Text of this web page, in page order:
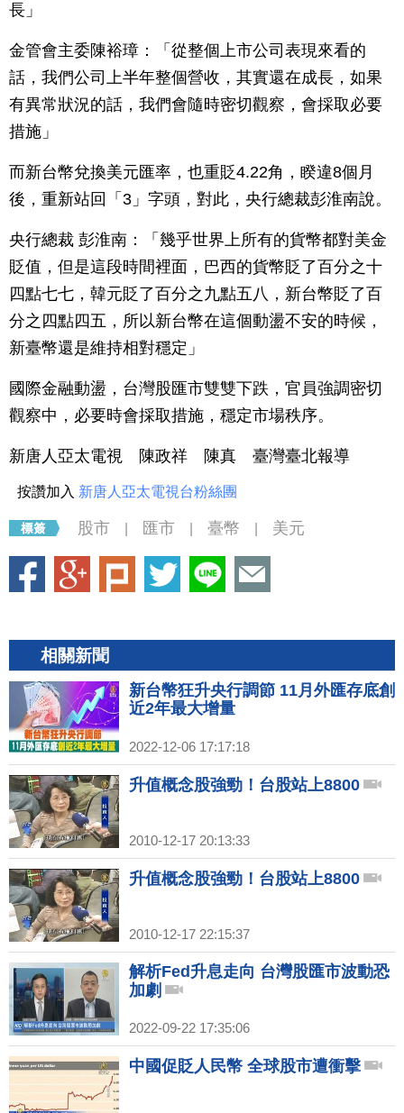
長」
金管會主委陳裕璋：「從整個上市公司表現來看的
話，我們公司上半年整個營收，其實還在成長，如果
有異常狀況的話，我們會隨時密切觀察，會採取必要
措施」
而新台幣兌換美元匯率，也重貶4.22角，睽違8個月
後，重新站回「3」字頭，對此，央行總裁彭淮南說。
央行總裁 彭淮南：「幾乎世界上所有的貨幣都對美金
貶值，但是這段時間裡面，巴西的貨幣貶了百分之十
四點七七，韓元貶了百分之九點五八，新台幣貶了百
分之四點四五，所以新台幣在這個動盪不安的時候，
新臺幣還是維持相對穩定」
國際金融動盪，台灣股匯市雙雙下跌，官員強調密切
觀察中，必要時會採取措施，穩定市場秩序。
新唐人亞太電視 陳政祥 陳真 臺灣臺北報導
按讚加入 新唐人亞太電視台粉絲團
股市 匯市 臺幣 美元
相關新聞
新台幣狂升央行調節 11月外匯存底創
近2年最大增量
2022-12-06 17:17:18
升值概念股強勁！台股站上8800
2010-12-17 20:13:33
升值概念股強勁！台股站上8800
2010-12-17 22:15:37
解析Fed升息走向 台灣股匯市波動恐
加劇
2022-09-22 17:35:06
中國促貶人民幣 全球股市遭衝擊